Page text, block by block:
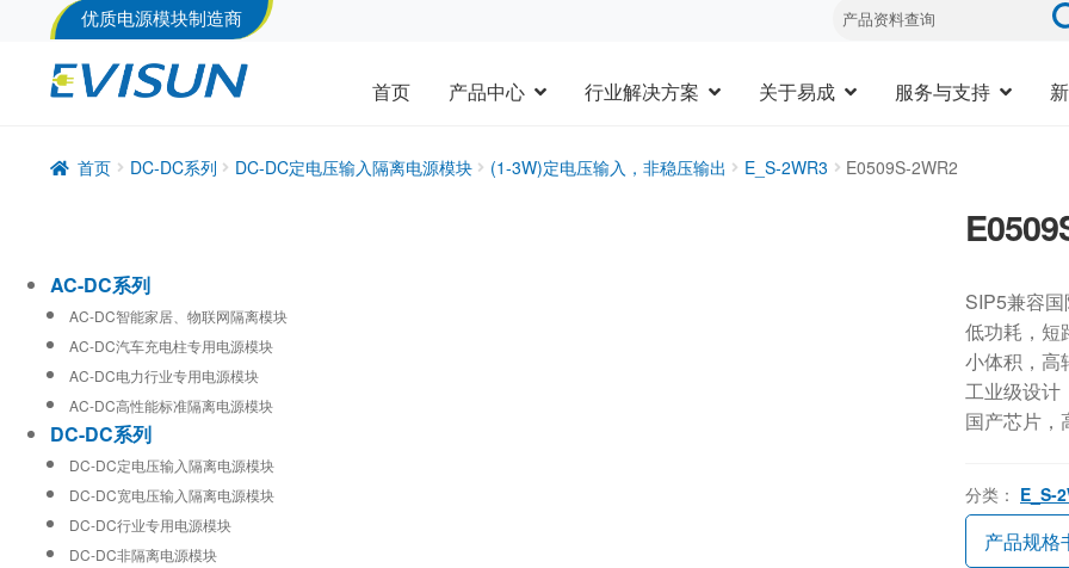
优质电源模块制造商
首页 产品中心 行业解决方案 关于易成 服务与支持
首页 DC-DC系列 DC-DC定电压输入隔离电源模块 (1-3W)定电压输入，非稳压输出 E_S-2WR3 E0509S-2WR2
SIP5兼容
低功耗，短
小体积，高
工业级设计
国产芯片，
分类： E_S-
产品规格
AC-DC系列
AC-DC智能家居、物联网隔离模块
AC-DC汽车充电柱专用电源模块
AC-DC电力行业专用电源模块
AC-DC高性能标准隔离电源模块
DC-DC系列
DC-DC定电压输入隔离电源模块
DC-DC宽电压输入隔离电源模块
DC-DC行业专用电源模块
DC-DC非隔离电源模块